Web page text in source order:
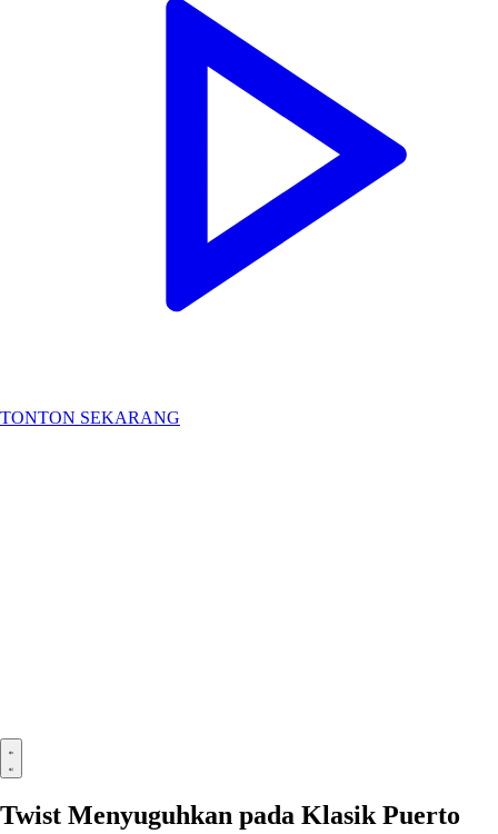
TONTON SEKARANG
Twist Menyuguhkan pada Klasik Puerto